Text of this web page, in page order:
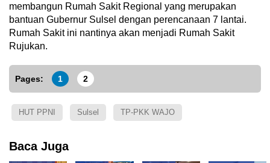
membangun Rumah Sakit Regional yang merupakan
bantuan Gubernur Sulsel dengan perencanaan 7 lantai.
Rumah Sakit ini nantinya akan menjadi Rumah Sakit
Rujukan.
Pages: 1 2
HUT PPNI Sulsel TP-PKK WAJO
Baca Juga